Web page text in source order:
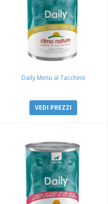
Daily Menu al Tacchino
VEDI PREZZI